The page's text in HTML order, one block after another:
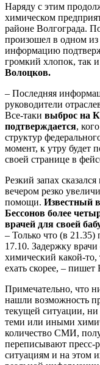
Наряду с этим
химическом
районе Волгограда.
произошел в одном
информацию
громкий хлопок, так
Волоцков.
– Последняя
руководители
Все-таки выброс на
подтверждается,
структур
момент, к утру будет
своей странице в
Резкий запах
вечером резко
помощи. Известный
Бессонов более
врачей для своей
– Только что (в
17.10. Задержку
химический какой-то,
ехать скорее, – пишет
Примечательно, что
нашли возможность
текущей ситуации, ни
теми или иными
количество СМИ,
переписывают пресс-
ситуациям и на этом